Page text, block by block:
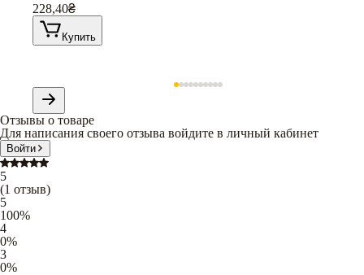
228,40₴
Купить
Отзывы о товаре
Для написания своего отзыва войдите в личный кабинет
Войти
5
(1 отзыв)
5
100%
4
0%
3
0%